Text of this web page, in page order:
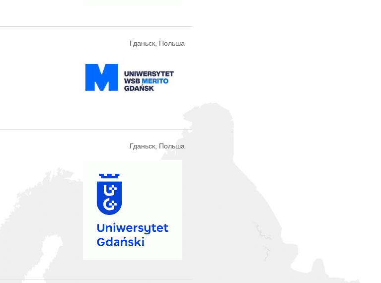
Гданьск, Польша
Гданьск, Польша